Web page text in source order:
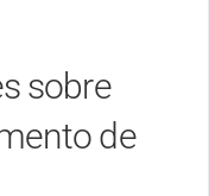
sobre
de